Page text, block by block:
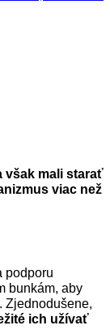
však mali starať
viac než
podporu
bunkám, aby
Zjednodušene,
ich užívať